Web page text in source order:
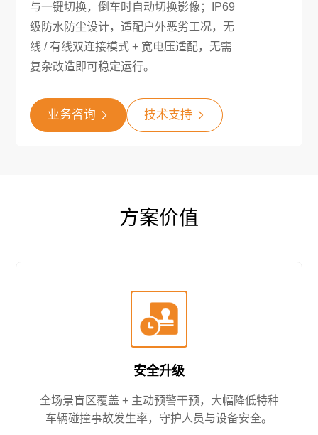
与一键切换，倒车时自动切换影像；IP69
级防水防尘设计，适配户外恶劣工况，无
线 / 有线双连接模式 + 宽电压适配，无需
复杂改造即可稳定运行。
业务咨询 技术支持
方案价值
安全升级
全场景盲区覆盖 + 主动预警干预，大幅降低特种
车辆碰撞事故发生率，守护人员与设备安全。